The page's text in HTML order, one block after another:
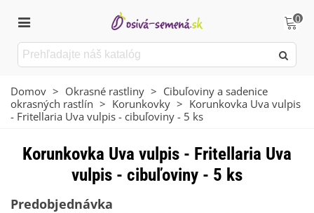
0
Domov > Okrasné rastliny > Cibuľoviny a sadenice
okrasných rastlín > Korunkovky > Korunkovka Uva vulpis
- Fritellaria Uva vulpis - cibuľoviny - 5 ks
Korunkovka Uva vulpis - Fritellaria Uva
vulpis - cibuľoviny - 5 ks
Predobjednávka